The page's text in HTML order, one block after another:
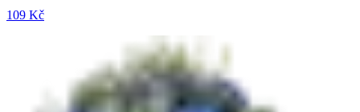
109 Kč